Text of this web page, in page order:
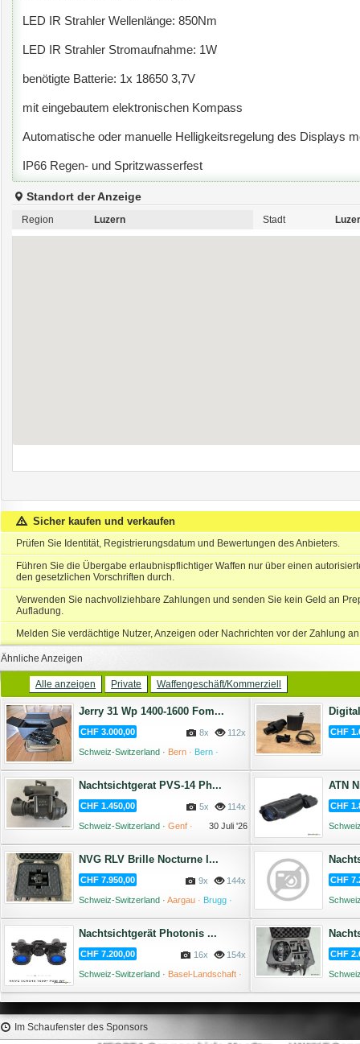
LED IR Strahler Wellenlänge: 850Nm
LED IR Strahler Stromaufnahme: 1W
benötigte Batterie: 1x 18650 3,7V
mit eingebautem elektronischen Kompass
Automatische oder manuelle Helligkeitsregelung des Displays
IP66 Regen- und Spritzwasserfest
Standort der Anzeige
Region Luzern Stadt
Sicher kaufen und verkaufen
Prüfen Sie Identität, Registrierungsdatum und Bewertungen des Anbieters.
Führen Sie die Übergabe erlaubnispflichtiger Waffen nur über einen
den gesetzlichen Vorschriften durch.
Verwenden Sie nachvollziehbare Zahlungen und senden Sie kein Geld an
Aufladung.
Melden Sie verdächtige Nutzer, Anzeigen oder Nachrichten vor der Zahlung
Ähnliche Anzeigen
Alle anzeigen Private Waffengeschäft/Kommerziell
Jerry 31 Wp 1400-1600 Fom...
CHF 3.000,00 112x
8x
Schweiz-Switzerland · Bern · Bern ·
CHF
Nachtsichtgerat PVS-14 Ph...
CHF 1.450,00 114x
5x
Schweiz-Switzerland · Genf · 30 Juli '26
ATN
CHF
NVG RLV Brille Nocturne I...
CHF 7.950,00 144x
9x
Schweiz-Switzerland · Aargau · Brugg ·
CHF
Nachtsichtgerät Photonis ...
CHF 7.200,00 154x
16x
Schweiz-Switzerland · Basel-Landschaft ·
CHF
Im Schaufenster des Sponsors